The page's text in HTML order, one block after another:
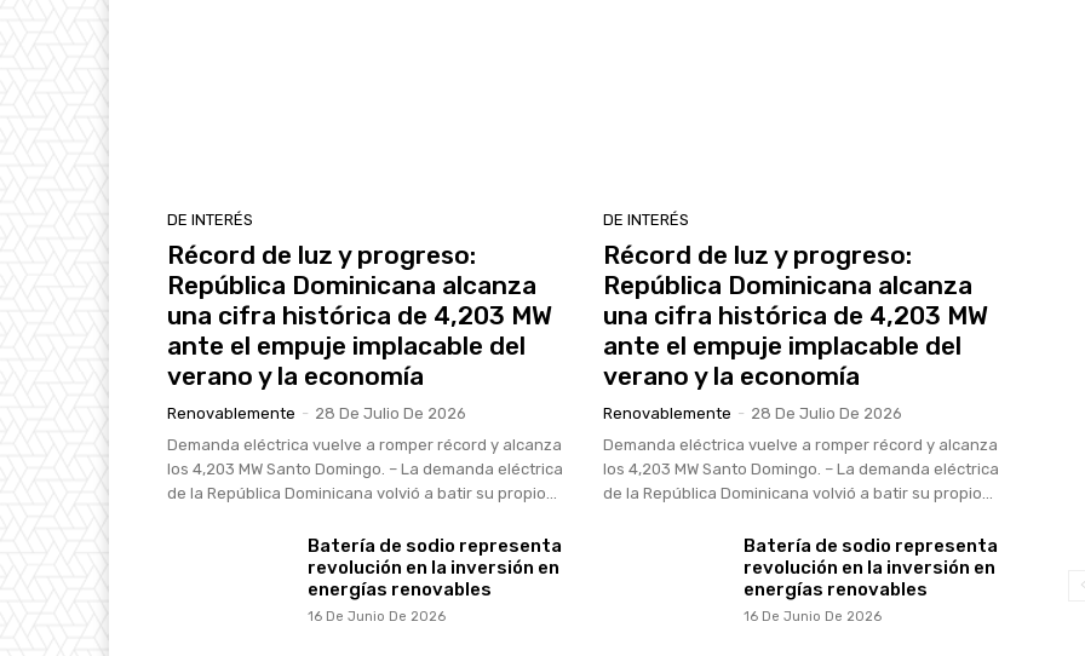
DE INTERÉS
Récord de luz y progreso:
República Dominicana alcanza
una cifra histórica de 4,203 MW
ante el empuje implacable del
verano y la economía
Renovablemente - 28 De Julio De 2026
Demanda eléctrica vuelve a romper récord y alcanza
los 4,203 MW Santo Domingo. – La demanda eléctrica
de la República Dominicana volvió a batir su propio...
Batería de sodio representa
revolución en la inversión en
energías renovables
16 De Junio De 2026
DE INTERÉS
Récord de luz y progreso:
República Dominicana alcanza
una cifra histórica de 4,203 MW
ante el empuje implacable del
verano y la economía
Renovablemente - 28 De Julio De 2026
Demanda eléctrica vuelve a romper récord y alcanza
los 4,203 MW Santo Domingo. – La demanda eléctrica
de la República Dominicana volvió a batir su propio...
Batería de sodio representa
revolución en la inversión en
energías renovables
16 De Junio De 2026